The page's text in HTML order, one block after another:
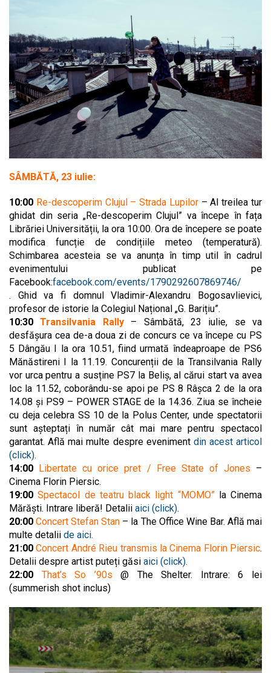
SÂMBĂTĂ, 23 iulie:
10:00 Re-descoperim Clujul – Strada Lupilor– Al treilea tur
ghidat din seria „Re-descoperim Clujul” va începe în fața
Librăriei Universității, la ora 10:00. Ora de începere se poate
modifica funcție de condițiile meteo (temperatură).
Schimbarea acesteia se va anunța în timp util în cadrul
evenimentului publicat pe
Facebook:facebook.com/events/1790292607869746/
. Ghid va fi domnul Vladimir-Alexandru Bogosavlievici,
profesor de istorie la Colegiul Național „G. Barițiu”.
10:30 Transilvania Rally– Sâmbătă, 23 iulie, se va
desfășura cea de-a doua zi de concurs ce va începe cu PS
5 Dângău I la ora 10.51, fiind urmată îndeaproape de PS6
Mănăstireni I la 11.19. Concurenții de la Transilvania Rally
vor urca pentru a susține PS7 la Beliș, al cărui start va avea
loc la 11.52, coborându-se apoi pe PS 8 Râșca 2 de la ora
14.08 și PS9 – POWER STAGE de la 14.36. Ziua se încheie
cu deja celebra SS 10 de la Polus Center, unde spectatorii
sunt așteptați în număr cât mai mare pentru spectacol
garantat. Află mai multe despre eveniment din acest articol
(click).
14:00 Libertate cu orice pret / Free State of Jones –
Cinema Florin Piersic.
19:00 Spectacol de teatru black light “MOMO”la Cinema
Mărăști. Intrare liberă! Detalii aici (click).
20:00 Concert Stefan Stan – la The Office Wine Bar. Află mai
multe detalii de aici.
21:00 Concert André Rieu transmis la Cinema Florin Piersic.
Detalii despre artist puteți găsi aici (click).
22:00 That’s So ’90s @ The Shelter. Intrare: 6 lei
(summerish shot inclus)